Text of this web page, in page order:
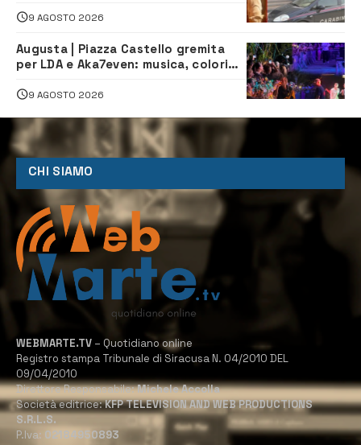
9 AGOSTO 2026
Augusta | Piazza Castello gremita
per LDA e Aka7even: musica, colori
9 AGOSTO 2026
CHI SIAMO
WEBMARTE.TV – Quotidiano online
Registro stampa Tribunale di Siracusa N. 04/2010 DEL
09/04/2010
Direttore Responsabile:Michele Accolla
Società editrice:KFP TELEVISION AND WEB PRODUCTIONS
S.R.L.S.
P.Iva: 02184950893